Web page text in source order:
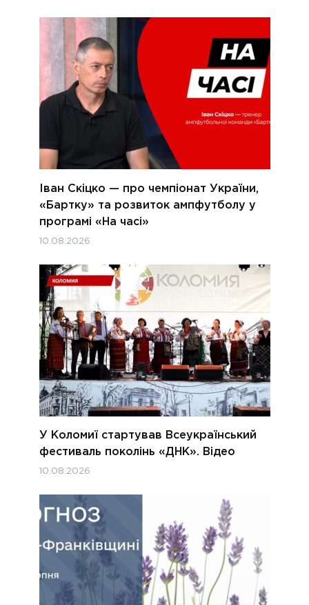
Іван Скіцко — про чемпіонат України,
«Бартку» та розвиток ампфутболу у
програмі «На часі»
10.08.2026
У Коломиї стартував Всеукраїнський
фестиваль поколінь «ДНК». Відео
10.08.2026